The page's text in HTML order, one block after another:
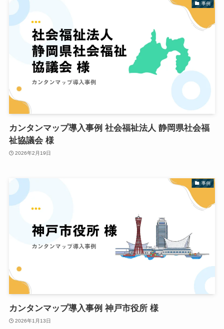
事例
カンタンマップ導入事例 社会福祉法人 静岡県社会福
祉協議会 様
2026年2月19日
事例
カンタンマップ導入事例 神戸市役所 様
2026年1月13日